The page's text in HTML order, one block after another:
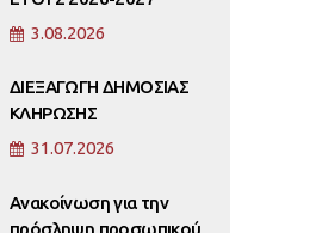
3.08.2026
ΔΙΕΞΑΓΩΓΗ ΔΗΜΟΣΙΑΣ
ΚΛΗΡΩΣΗΣ
31.07.2026
Ανακοίνωση για την
πρόσληψη προσωπικού